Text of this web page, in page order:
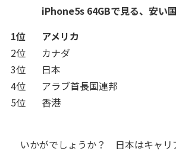
iPhone5s 64GBで見る、安い
1位
アメリカ
2位
カナダ
3位
日本
4位
アラブ首長国連邦
5位
香港
いかがでしょうか？ 日本はキャリ